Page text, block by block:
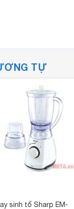
TỰ
sinh tố Sharp EM-